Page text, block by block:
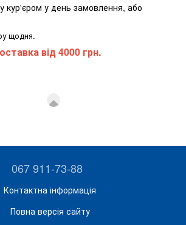
кур'єром у день замовлення, або
щодня.
від 4000 грн.
067 911-73-88
Контактна інформація
Повна версія сайту